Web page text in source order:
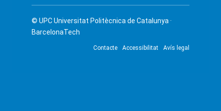
© UPCUniversitat Politècnica de Catalunya ·
BarcelonaTech
Contacte Accessibilitat Avís legal